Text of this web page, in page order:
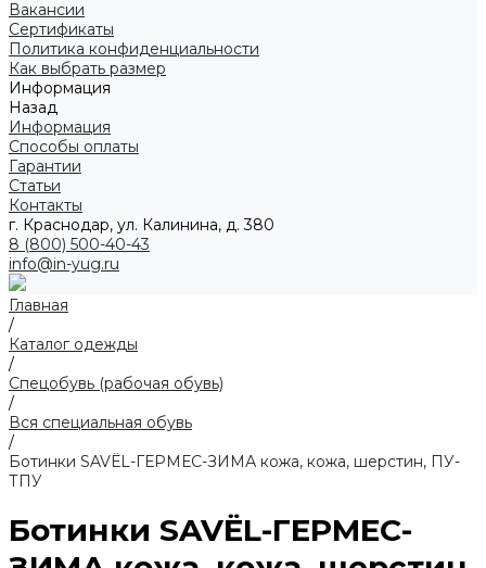
Вакансии
Сертификаты
Политика конфиденциальности
Как выбрать размер
Информация
Назад
Информация
Способы оплаты
Гарантии
Статьи
Контакты
г. Краснодар, ул. Калинина, д. 380
8 (800) 500-40-43
info@in-yug.ru
Главная
/
Каталог одежды
/
Спецобувь (рабочая обувь)
/
Вся специальная обувь
/
Ботинки SAVЁL-ГЕРМЕС-ЗИМА кожа, кожа, шерстин, ПУ-
ТПУ
Ботинки SAVЁL-ГЕРМЕС-